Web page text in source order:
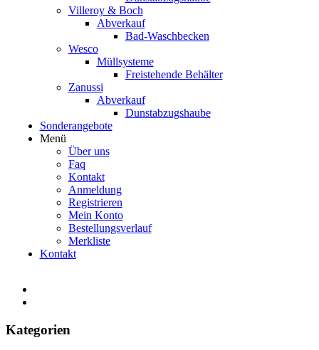
Villeroy & Boch
Abverkauf
Bad-Waschbecken
Wesco
Müllsysteme
Freistehende Behälter
Zanussi
Abverkauf
Dunstabzugshaube
Sonderangebote
Menü
Über uns
Faq
Kontakt
Anmeldung
Registrieren
Mein Konto
Bestellungsverlauf
Merkliste
Kontakt
Kategorien